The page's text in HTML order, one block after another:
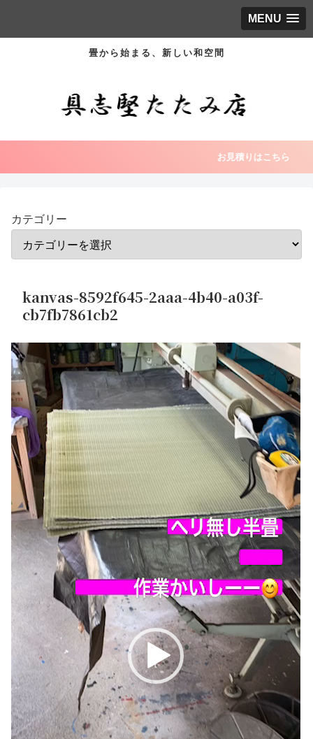
MENU
畳から始まる、新しい和空間
お見積りはこちら
カテゴリー
kanvas-8592f645-2aaa-4b40-a03f-
cb7fb7861cb2
動
画
プ
レ
ー
ヤ
ー